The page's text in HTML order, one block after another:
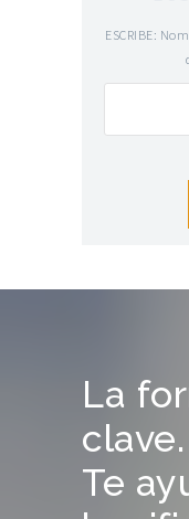
ESCRIBE:
La
clave.
Te